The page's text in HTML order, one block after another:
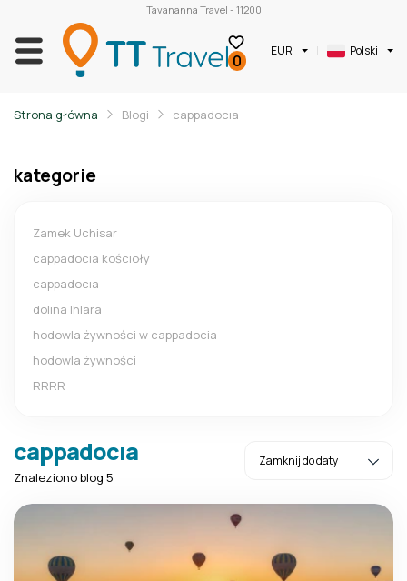
Tavananna Travel - 11200
0 EUR Polski
Strona główna Blogi cappadocıa
kategorie
Zamek Uchisar
cappadocia kościoły
cappadocıa
dolina lhlara
hodowla żywności w cappadocia
hodowla żywności
RRRR
cappadocıa
Znaleziono blog 5